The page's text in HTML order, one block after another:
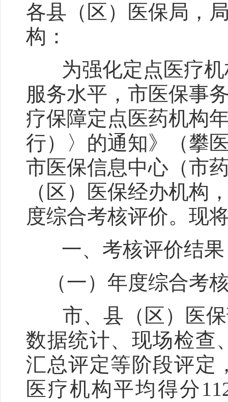
各县（区）医保局，
构：
为强化定点医疗机
服务水平，市医保事
疗保障定点医药机构
行）〉的通知》（攀
市医保信息中心（市
（区）医保经办机构
度综合考核评价。现
一、考核评价结果
（一）年度综合考
市、县（区）医保
数据统计、现场检查
汇总评定等阶段评定
医疗机构平均得分